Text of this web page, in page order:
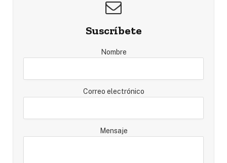
Suscríbete
Nombre
Correo electrónico
Mensaje